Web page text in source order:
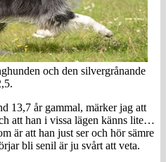
och den silvergrånande
13,7 år gammal, märker jag att
att han i vissa lägen känns lite…
är att han just ser och hör sämre
bli senil är ju svårt att veta.